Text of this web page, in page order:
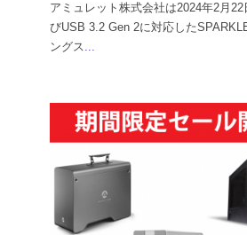
アミュレット株式会社は2024年2月22
びUSB 3.2 Gen 2に対応した
ングス...